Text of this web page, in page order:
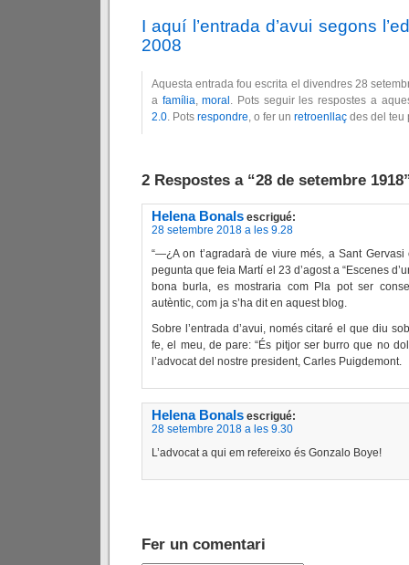
I aquí l’entrada d’avui segons
2008
Aquesta entrada fou escrita el divendres 28
a família,moral . Pots seguir les respostes a
2.0. Pots respondre, o fer un retroenllaç des del teu
2 Respostes a “28 de setembre
Helena Bonals escrigué:
28 setembre 2018 a les 9.28
“—¿A on t’agradarà de viure més, a Sant
pegunta que feia Martí el 23 d’agost a “Escenes
bona burla, es mostraria com Pla pot ser
autèntic, com ja s’ha dit en aquest blog.
Sobre l’entrada d’avui, només citaré el que diu
fe, el meu, de pare: “És pitjor ser burro que no
l’advocat del nostre president, Carles Puigdemont.
Helena Bonals escrigué:
28 setembre 2018 a les 9.30
L’advocat a qui em refereixo és Gonzalo Boye!
Fer un comentari